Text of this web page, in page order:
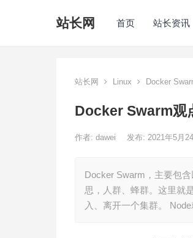
站长网 首页 站长资讯
站长网 Linux Docker
Docker Swarm观
作者: dawei 发布: 2021年5月
Docker Swarm，主要包
思，人群、蜂群。这里就
入、离开一个集群。